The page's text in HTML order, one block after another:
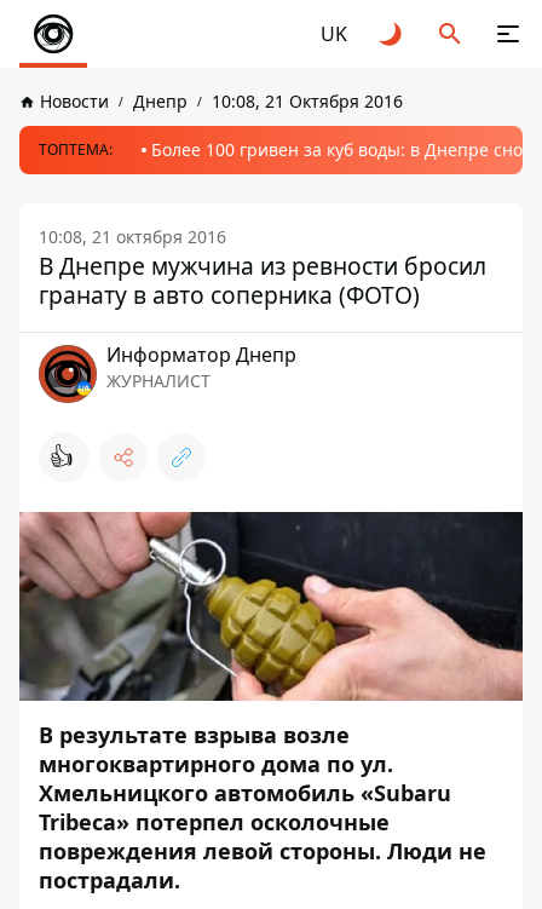
UK
Новости Днепр 10:08, 21 Октября 2016
ТОПТЕМА: Более 100 гривен за куб воды: в Днепре
10:08, 21 октября 2016
В Днепре мужчина из ревности бросил
гранату в авто соперника (ФОТО)
Информатор Днепр
ЖУРНАЛИСТ
👍
В результате взрыва возле
многоквартирного дома по ул.
Хмельницкого автомобиль «Subaru
Tribeca» потерпел осколочные
повреждения левой стороны. Люди не
пострадали.